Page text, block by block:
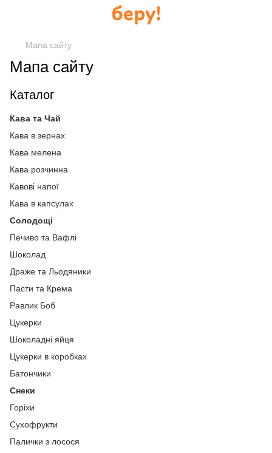
Мапа сайту
Мапа сайту
Каталог
Кава та Чай
Кава в зернах
Кава мелена
Кава розчинна
Кавові напої
Кава в капсулах
Солодощі
Печиво та Вафлі
Шоколад
Драже та Льодяники
Пасти та Крема
Равлик Боб
Цукерки
Шоколадні яйця
Цукерки в коробках
Батончики
Снеки
Горіхи
Сухофрукти
Палички з лосося